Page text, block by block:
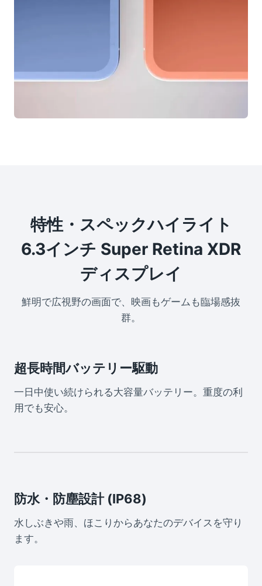
特性・スペックハイライト
6.3インチ Super Retina XDR
ディスプレイ
鮮明で広視野の画面で、映画もゲームも臨場感抜
群。
超長時間バッテリー駆動
一日中使い続けられる大容量バッテリー。重度の利
用でも安心。
防水・防塵設計 (IP68)
水しぶきや雨、ほこりからあなたのデバイスを守り
ます。